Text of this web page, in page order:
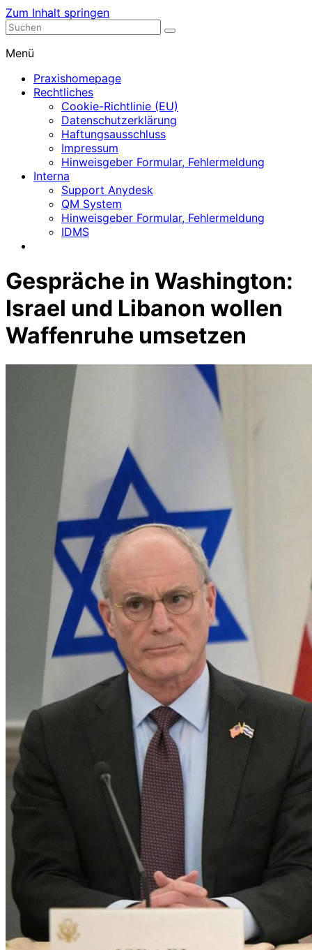
Zum Inhalt springen
Nephrologische Praxis mit Dialyse
Menü
Praxishomepage
Rechtliches
Cookie-Richtlinie (EU)
Datenschutzerklärung
Haftungsausschluss
Impressum
Hinweisgeber Formular, Fehlermeldung
Interna
Support Anydesk
QM System
Hinweisgeber Formular, Fehlermeldung
IDMS
Gespräche in Washington:
Israel und Libanon wollen
Waffenruhe umsetzen